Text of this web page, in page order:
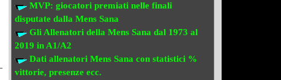
MVP: giocatori premiati nelle finali
disputate dalla Mens Sana
Gli Allenatori della Mens Sana dal 1973 al
2019 in A1/A2
Dati allenatori Mens Sana con statistici %
vittorie, presenze ecc.